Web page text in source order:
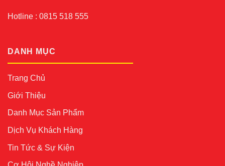
Hotline : 0815 518 555
DANH MỤC
Trang Chủ
Giới Thiệu
Danh Mục Sản Phẩm
Dịch Vụ Khách Hàng
Tin Tức & Sự Kiện